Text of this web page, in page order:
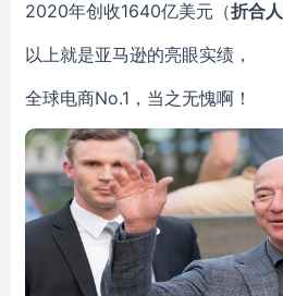
2020年创收1640亿美元（折合人
以上就是亚马逊的亮眼实绩，
全球电商No.1，当之无愧啊！